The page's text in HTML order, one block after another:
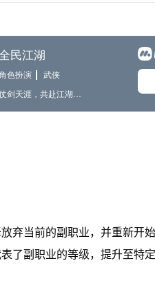
弃当前的副职业，并重新开
了副职业的等级，提升至特